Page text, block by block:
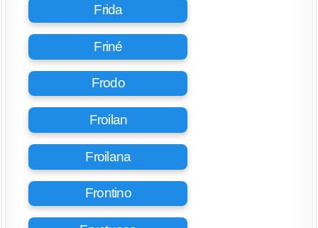
Frida
Friné
Frodo
Froilan
Froilana
Frontino